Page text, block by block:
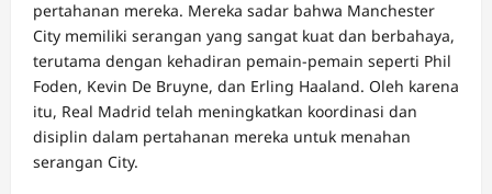
pertahanan mereka. Mereka sadar bahwa Manchester
City memiliki serangan yang sangat kuat dan berbahaya,
terutama dengan kehadiran pemain-pemain seperti Phil
Foden, Kevin De Bruyne, dan Erling Haaland. Oleh karena
itu, Real Madrid telah meningkatkan koordinasi dan
disiplin dalam pertahanan mereka untuk menahan
serangan City.